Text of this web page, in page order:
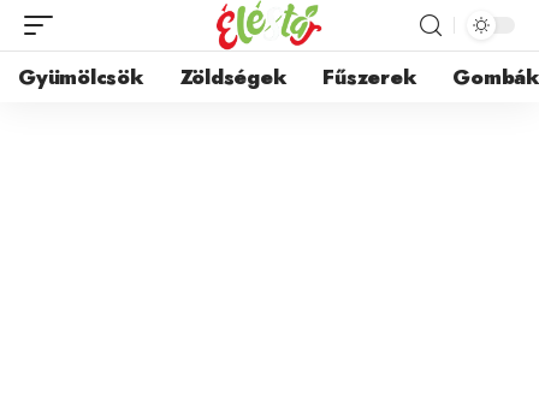
Gyümölcsök Zöldségek Fűszerek Gombák